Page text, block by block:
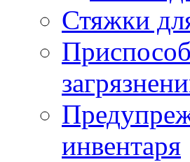
Стяжки
инвентаря